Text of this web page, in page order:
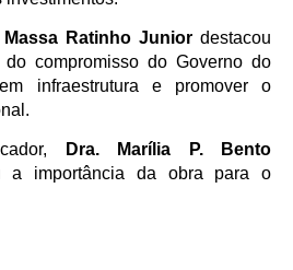
Ratinho Junior destacou
compromisso do Governo do
infraestrutura e promover o
Dra. Marília P. Bento
a importância da obra para o